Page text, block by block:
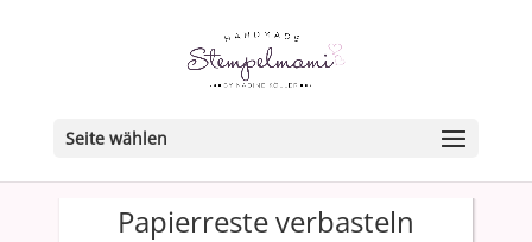
Seite wählen
Papierreste verbasteln